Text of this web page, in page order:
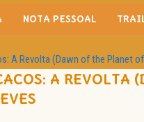
NOTA PESSOAL
A Revolta (Dawn of the Planet
A REVOLTA